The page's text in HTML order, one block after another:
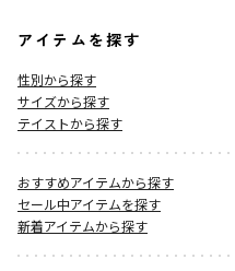
アイテムを探す
性別から探す
サイズから探す
テイストから探す
おすすめアイテムから探す
セール中アイテムを探す
新着アイテムから探す